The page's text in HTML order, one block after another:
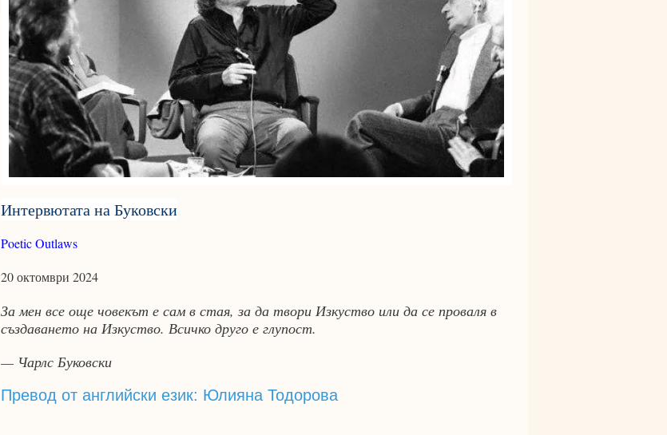
Интервютата на Буковски
Poetic Outlaws
20 октомври 2024
За мен все още човекът е сам в стая, за да твори Изкуство или да се проваля в
създаването на Изкуство. Всичко друго е глупост.
— Чарлс Буковски
Превод от английски език: Юлияна Тодорова